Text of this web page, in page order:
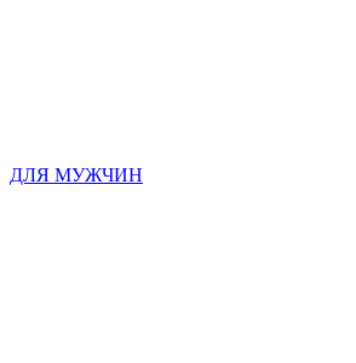
ДЛЯ МУЖЧИН